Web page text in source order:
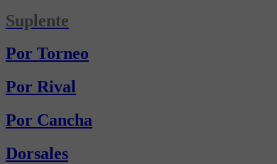
Suplente
Por Torneo
Por Rival
Por Cancha
Dorsales